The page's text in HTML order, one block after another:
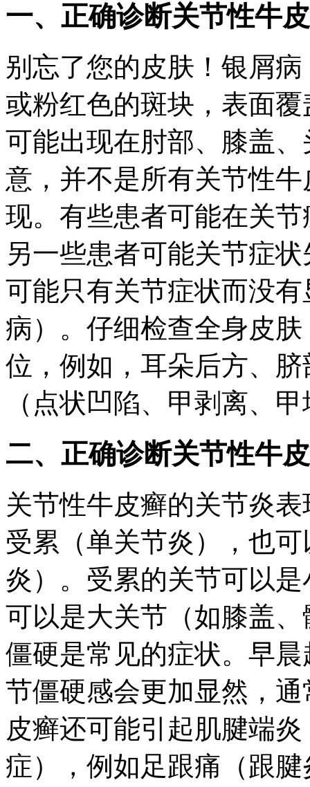
一、正确诊断关节性牛
别忘了您的皮肤！银屑
或粉红色的斑块，表面
可能出现在肘部、膝盖
意，并不是所有关节性
现。有些患者可能在关
另一些患者可能关节症
可能只有关节症状而没
病）。仔细检查全身皮
位，例如，耳朵后方、
（点状凹陷、甲剥离、
二、正确诊断关节性牛
关节性牛皮癣的关节炎
受累（单关节炎），也
炎）。受累的关节可以
可以是大关节（如膝盖
僵硬是常见的症状。早
节僵硬感会更加显然，
皮癣还可能引起肌腱端
症），例如足跟痛（跟